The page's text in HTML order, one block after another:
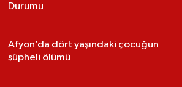
Durumu
Afyon’da dört yaşındaki çocuğun
şüpheli ölümü